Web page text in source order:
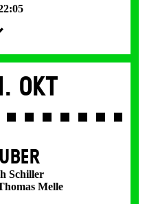
Okt
Schiller
Melle